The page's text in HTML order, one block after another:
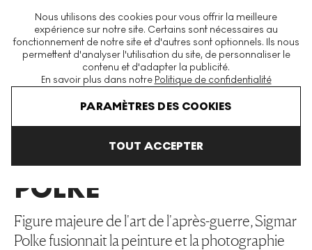
Nous utilisons des cookies pour vous offrir la meilleure
expérience sur notre site. Certains sont nécessaires au
fonctionnement de notre site et d'autres sont optionnels. Ils nous
permettent d'analyser l'utilisation du site, de personnaliser le
contenu et d'adapter la publicité.
En savoir plus dans notre Politique de confidentialité
PARAMÈTRES DES COOKIES
TOUT ACCEPTER
La plus grande plateforme mondiale d'estampes et éditions
modernes et contemporaines
Sigmar Polke
SIGMAR
POLKE
Figure majeure de l'art de l'après-guerre, Sigmar
Polke fusionnait la peinture et la photographie